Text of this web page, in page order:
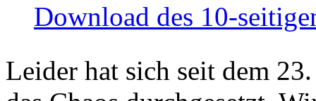
Download des 10-
Leider hat sich seit dem